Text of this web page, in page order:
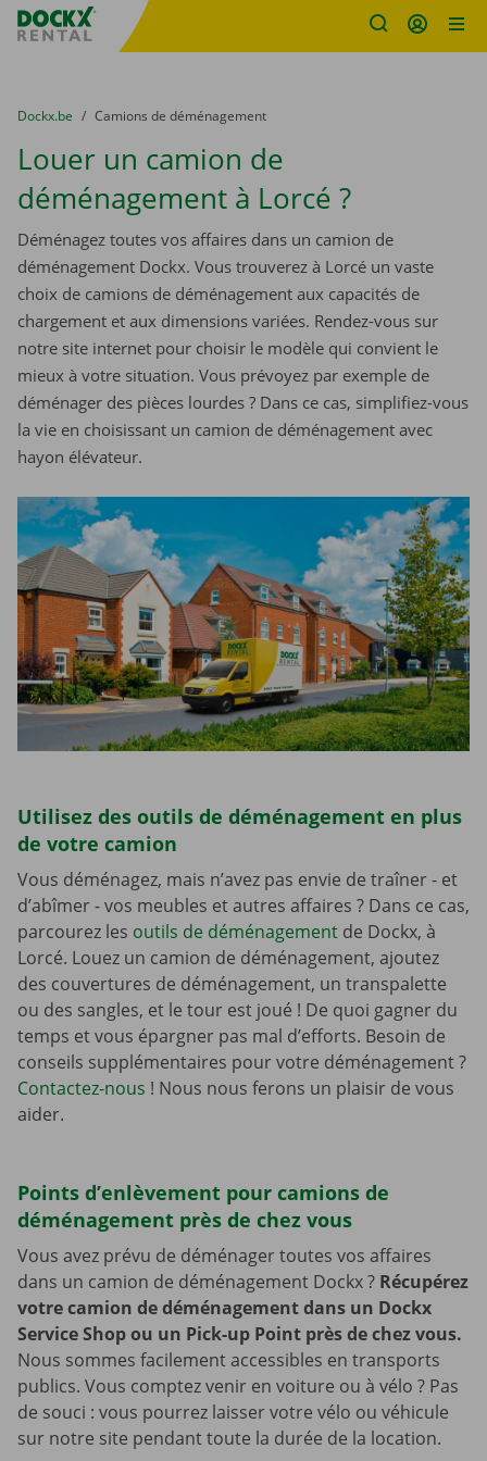
sitename
You are here:
du
Dockx.be to
Camions de déménagement
Louer un camion de
déménagement à Lorcé ?
Déménagez toutes vos affaires dans un camion de
déménagement Dockx. Vous trouverez à Lorcé un vaste
choix de camions de déménagement aux capacités de
chargement et aux dimensions variées. Rendez-vous sur
notre site internet pour choisir le modèle qui convient le
mieux à votre situation. Vous prévoyez par exemple de
déménager des pièces lourdes ? Dans ce cas, simplifiez-vous
la vie en choisissant un camion de déménagement avec
hayon élévateur.
Utilisez des outils de déménagement en plus
de votre camion
Vous déménagez, mais n’avez pas envie de traîner - et
d’abîmer - vos meubles et autres affaires ? Dans ce cas,
parcourez les outils de déménagement de Dockx, à
Lorcé. Louez un camion de déménagement, ajoutez
des couvertures de déménagement, un transpalette
ou des sangles, et le tour est joué ! De quoi gagner du
temps et vous épargner pas mal d’efforts. Besoin de
conseils supplémentaires pour votre déménagement ?
Contactez-nous ! Nous nous ferons un plaisir de vous
aider.
Points d’enlèvement pour camions de
déménagement près de chez vous
Vous avez prévu de déménager toutes vos affaires
dans un camion de déménagement Dockx ? Récupérez
votre camion de déménagement dans un Dockx
Service Shop ou un Pick-up Point près de chez vous.
Nous sommes facilement accessibles en transports
publics. Vous comptez venir en voiture ou à vélo ? Pas
de souci : vous pourrez laisser votre vélo ou véhicule
sur notre site pendant toute la durée de la location.